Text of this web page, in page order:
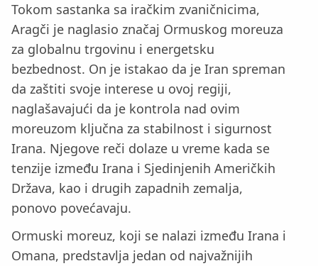
Tokom sastanka sa iračkim zvaničnicima,
Aragči je naglasio značaj Ormuskog moreuza
za globalnu trgovinu i energetsku
bezbednost. On je istakao da je Iran spreman
da zaštiti svoje interese u ovoj regiji,
naglašavajući da je kontrola nad ovim
moreuzom ključna za stabilnost i sigurnost
Irana. Njegove reči dolaze u vreme kada se
tenzije između Irana i Sjedinjenih Američkih
Država, kao i drugih zapadnih zemalja,
ponovo povećavaju.
Ormuski moreuz, koji se nalazi između Irana i
Omana, predstavlja jedan od najvažnijih